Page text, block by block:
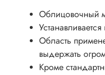
Облицовочный
Область
выдержать
Кроме